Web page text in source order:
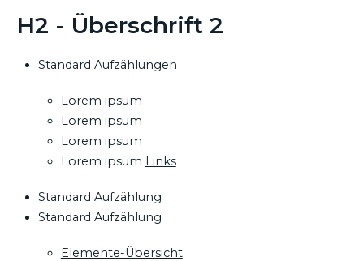
H2 - Überschrift 2
Standard Aufzählungen
Lorem ipsum
Lorem ipsum
Lorem ipsum
Lorem ipsum Links
Standard Aufzählung
Standard Aufzählung
Elemente-Übersicht